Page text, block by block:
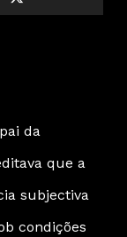
da
que a
subjectiva
condições